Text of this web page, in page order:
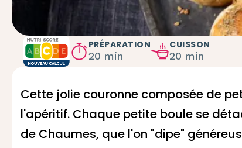
PRÉPARATION
20 min
CUISSON
20 min
Cette jolie couronne composée de
l'apéritif. Chaque petite boule se
de Chaumes, que l'on "dipe"